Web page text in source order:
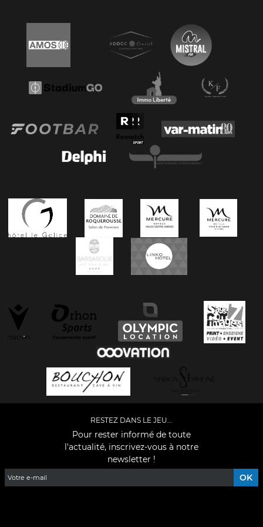
RESTEZ DANS LE JEU...
Pour rester informé de toute
l'actualité, inscrivez-vous à notre
newsletter !